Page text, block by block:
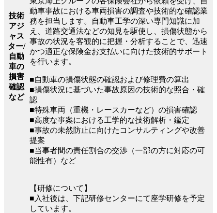
技術
アジ
ャス
ター/
自動
車の
損害
確認
など
動車事故における車両損害の調査や技術的な確認業
務を担当します。自動車工学の深い専門知識に加
え、道路交通法などの知見を駆使し、損傷状態から
事故の状況を客観的に把握・分析することで、迅速
かつ適正な保険金お支払いに向けた技術的サポート
を行います。
■自動車の損傷状態の確認および修理費の算出
■損傷状況に基づいた事故原因の技術的な照合・確
認
■特殊車両（重機・レースカーなど）の損害確認
■高度な事案における工学的な技術解析・鑑定
■事故の未然防止に向けたコンサルティングや改善
提案
■当事者間の責任割合の交渉（一部の方に対応の可
能性有）など
【研修について】
■⼊社後は、下記研修センターにて座学研修を予定
しています。